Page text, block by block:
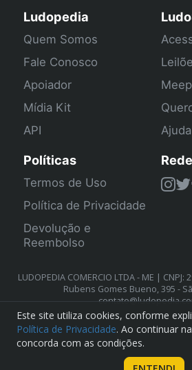
Ludopedia
Quem Somos
Fale Conosco
Apoiador
Mídia Kit
API
Ajuda
Políticas
Termos de Uso
Política de Privacidade
Devolução e
Reembolso
LUDOPEDIA COMERCIO LTDA - ME |
Rubens Gomes Bueno, 395 -
Este site utiliza cookies, conforme
Política de Privacidade. Ao continuar
concorda com as condições.